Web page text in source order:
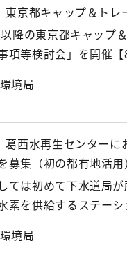
京都キャップ＆トレ
降の東京都キャップ
項等検討会」を開催【
境局
西水再生センターに
募集（初の都有地活用）
ては初めて下水道局
素を供給するステー
境局